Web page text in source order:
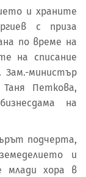
и храните
с приза
по време на
на списание
Зам.-министър
Петкова,
на
подчерта,
и
млади хора в